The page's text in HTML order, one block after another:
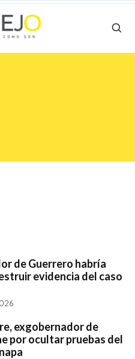
de Guerrero habría
evidencia del caso
exgobernador de
por ocultar pruebas del